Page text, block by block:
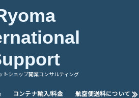
トショップ開業コンサルティング
コンテナ輸入/料金 航空便送料について